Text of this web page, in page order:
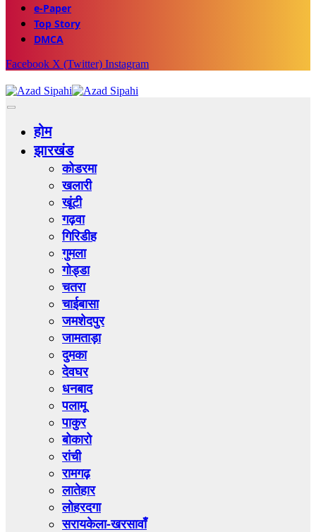
e-Paper
Top Story
DMCA
Facebook X (Twitter) Instagram
होम
झारखंड
कोडरमा
खलारी
खूंटी
गढ़वा
गिरिडीह
गुमला
गोड्डा
चतरा
चाईबासा
जमशेदपुर
जामताड़ा
दुमका
देवघर
धनबाद
पलामू
पाकुर
बोकारो
रांची
रामगढ़
लातेहार
लोहरदगा
सरायकेला-खरसावाँ